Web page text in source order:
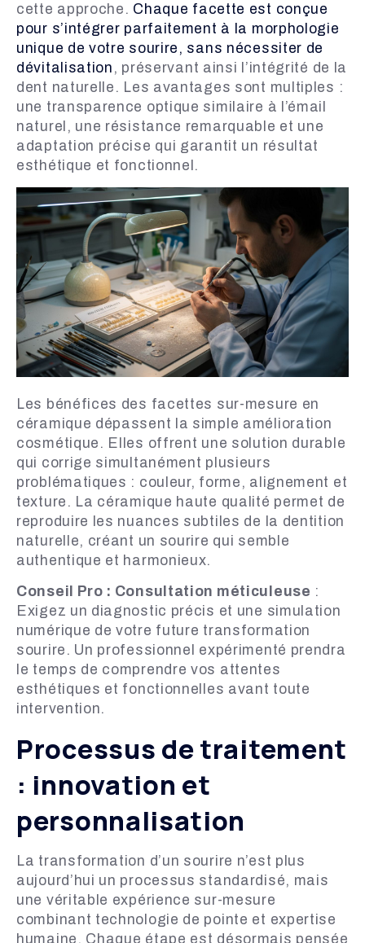
cette approche. Chaque facette est conçue
pour s’intégrer parfaitement à la morphologie
unique de votre sourire, sans nécessiter de
dévitalisation , préservant ainsi l’intégrité de la
dent naturelle. Les avantages sont multiples :
une transparence optique similaire à l’émail
naturel, une résistance remarquable et une
adaptation précise qui garantit un résultat
esthétique et fonctionnel.
Les bénéfices des facettes sur-mesure en
céramique dépassent la simple amélioration
cosmétique. Elles offrent une solution durable
qui corrige simultanément plusieurs
problématiques : couleur, forme, alignement et
texture. La céramique haute qualité permet de
reproduire les nuances subtiles de la dentition
naturelle, créant un sourire qui semble
authentique et harmonieux.
Conseil Pro : Consultation méticuleuse :
Exigez un diagnostic précis et une simulation
numérique de votre future transformation
sourire. Un professionnel expérimenté prendra
le temps de comprendre vos attentes
esthétiques et fonctionnelles avant toute
intervention.
Processus de traitement
: innovation et
personnalisation
La transformation d’un sourire n’est plus
aujourd’hui un processus standardisé, mais
une véritable expérience sur-mesure
combinant technologie de pointe et expertise
humaine. Chaque étape est désormais pensée